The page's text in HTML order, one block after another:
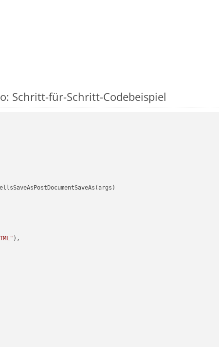
Schritt-für-Schritt-Codebeispiel
),